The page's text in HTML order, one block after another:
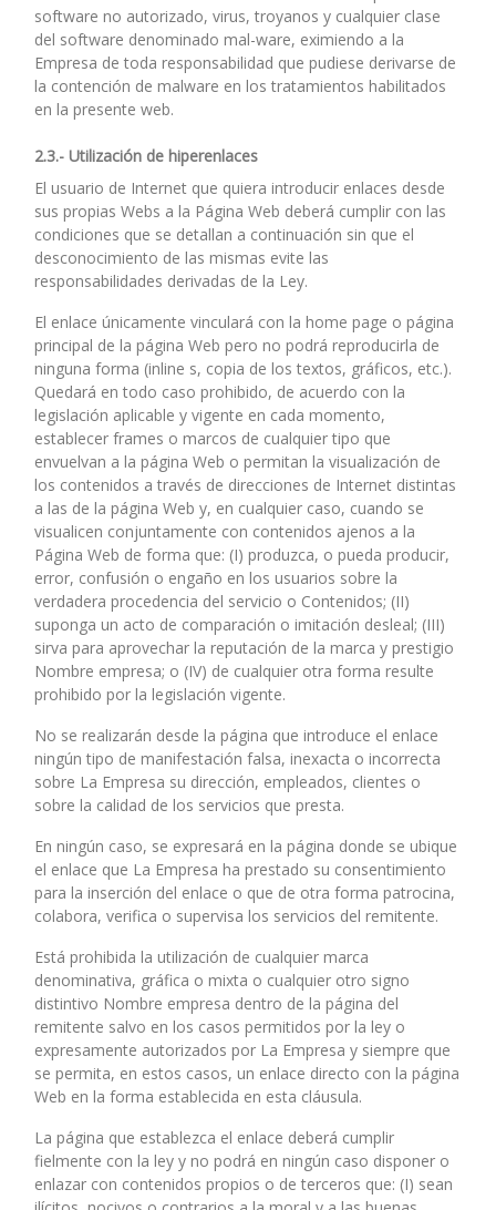
software no autorizado, virus, troyanos y cualquier clase
del software denominado mal-ware, eximiendo a la
Empresa de toda responsabilidad que pudiese derivarse de
la contención de malware en los tratamientos habilitados
en la presente web.
2.3.- Utilización de hiperenlaces
El usuario de Internet que quiera introducir enlaces desde
sus propias Webs a la Página Web deberá cumplir con las
condiciones que se detallan a continuación sin que el
desconocimiento de las mismas evite las
responsabilidades derivadas de la Ley.
El enlace únicamente vinculará con la home page o página
principal de la página Web pero no podrá reproducirla de
ninguna forma (inline s, copia de los textos, gráficos, etc.).
Quedará en todo caso prohibido, de acuerdo con la
legislación aplicable y vigente en cada momento,
establecer frames o marcos de cualquier tipo que
envuelvan a la página Web o permitan la visualización de
los contenidos a través de direcciones de Internet distintas
a las de la página Web y, en cualquier caso, cuando se
visualicen conjuntamente con contenidos ajenos a la
Página Web de forma que: (I) produzca, o pueda producir,
error, confusión o engaño en los usuarios sobre la
verdadera procedencia del servicio o Contenidos; (II)
suponga un acto de comparación o imitación desleal; (III)
sirva para aprovechar la reputación de la marca y prestigio
Nombre empresa; o (IV) de cualquier otra forma resulte
prohibido por la legislación vigente.
No se realizarán desde la página que introduce el enlace
ningún tipo de manifestación falsa, inexacta o incorrecta
sobre La Empresa su dirección, empleados, clientes o
sobre la calidad de los servicios que presta.
En ningún caso, se expresará en la página donde se ubique
el enlace que La Empresa ha prestado su consentimiento
para la inserción del enlace o que de otra forma patrocina,
colabora, verifica o supervisa los servicios del remitente.
Está prohibida la utilización de cualquier marca
denominativa, gráfica o mixta o cualquier otro signo
distintivo Nombre empresa dentro de la página del
remitente salvo en los casos permitidos por la ley o
expresamente autorizados por La Empresa y siempre que
se permita, en estos casos, un enlace directo con la página
Web en la forma establecida en esta cláusula.
La página que establezca el enlace deberá cumplir
fielmente con la ley y no podrá en ningún caso disponer o
enlazar con contenidos propios o de terceros que: (I) sean